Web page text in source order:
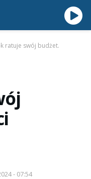
ratuje swój budżet.
- 07:54